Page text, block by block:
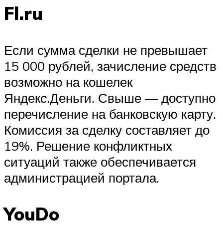
Fl.ru
Если сумма сделки не превышает
15 000 рублей, зачисление средств
возможно на кошелек
Яндекс.Деньги. Свыше — доступно
перечисление на банковскую карту.
Комиссия за сделку составляет до
19%. Решение конфликтных
ситуаций также обеспечивается
администрацией портала.
YouDo